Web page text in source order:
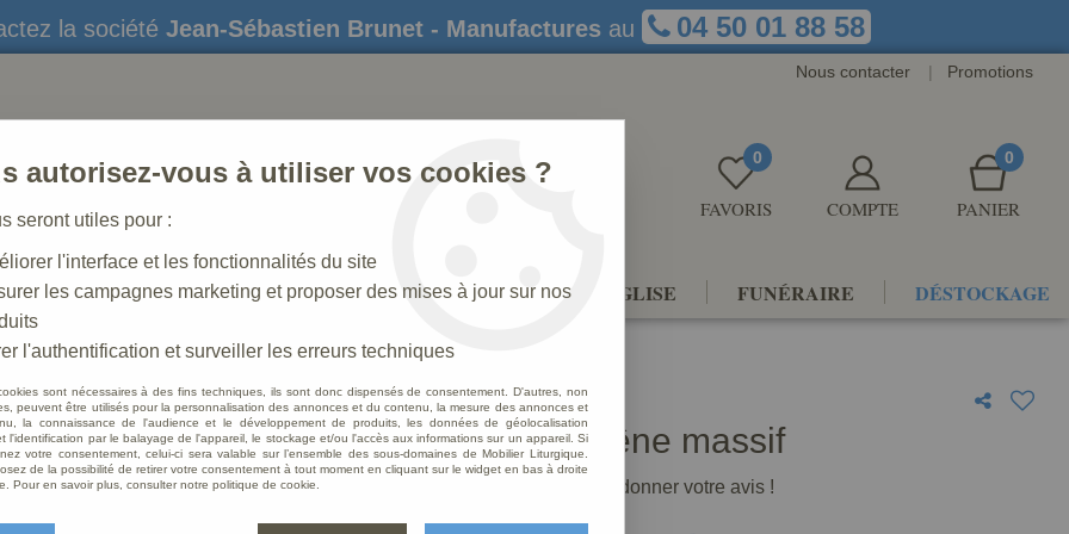
la société Jean-Sébastien Brunet - Manufactures au 04 50 01 88 58
Nous contacter | Promotions
0
FAVORIS COMPTE
0
PANIER
STATUES CRÈCHES DE NOËL AMÉNAGEMENTS D'ÉGLISE FUNÉRAIRE DÉSTOCKAGE
Autel en chêne massif
Soyez le premier à donner votre avis !
autorisez-vous à utiliser vos cookies ?
seront utiles pour :
l'interface et les fonctionnalités du site
les campagnes marketing et proposer des mises à jour sur nos
l'authentification et surveiller les erreurs techniques
sont nécessaires à des fins techniques, ils sont donc dispensés de consentement. D'autres, non
peuvent être utilisés pour la personnalisation des annonces et du contenu, la mesure des annonces et
la connaissance de l'audience et le développement de produits, les données de géolocalisation
l'identification par le balayage de l'appareil, le stockage et/ou l'accès aux informations sur un appareil. Si
votre consentement, celui-ci sera valable sur l’ensemble des sous-domaines de Mobilier Liturgique.
de la possibilité de retirer votre consentement à tout moment en cliquant sur le widget en bas à droite
Pour en savoir plus, consulter notre politique de cookie.